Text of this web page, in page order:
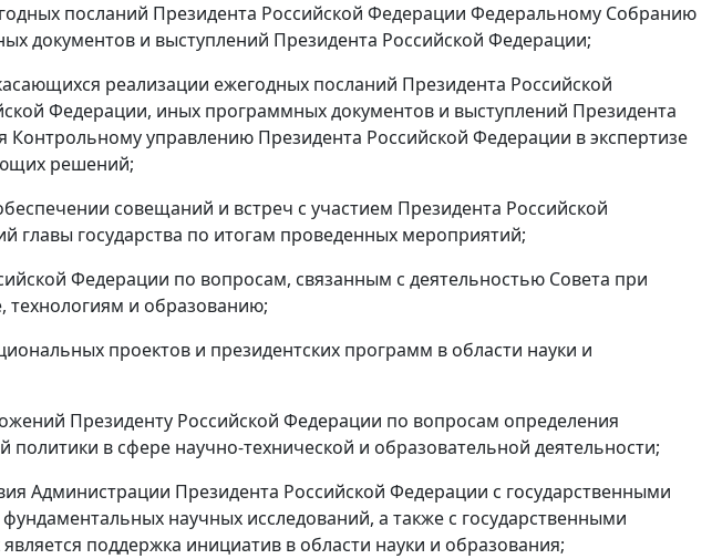
посланий Президента Российской Федерации Федеральному Собранию
документов и выступлений Президента Российской Федерации;
реализации ежегодных посланий Президента Российской
Федерации, иных программных документов и выступлений Президента
Контрольному управлению Президента Российской Федерации в экспертизе
решений;
совещаний и встреч с участием Президента Российской
главы государства по итогам проведенных мероприятий;
Федерации по вопросам, связанным с деятельностью Совета при
технологиям и образованию;
проектов и президентских программ в области науки и
Президенту Российской Федерации по вопросам определения
политики в сфере научно-технической и образовательной деятельности;
Администрации Президента Российской Федерации с государственными
научных исследований, а также с государственными
поддержка инициатив в области науки и образования;